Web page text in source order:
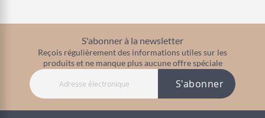
S'abonner à la newsletter
Reçois régulièrement des informations utiles sur les
produits et ne manque plus aucune offre spéciale
S'abonner